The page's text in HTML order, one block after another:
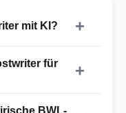
mit KI?
KI-
für
BWL-